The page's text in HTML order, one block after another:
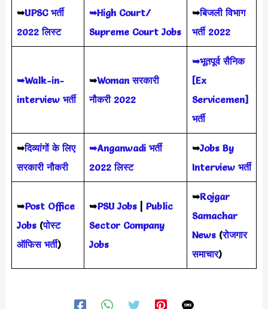
➥UPSC भर्ती
2022 लिस्ट
➥High Court/
Supreme Court Jobs
➥बिजली विभाग
भर्ती 2022
➥Walk-in-
interview भर्ती
➥Woman सरकारी
नौकरी 2022
➥भूतपूर्व सैनिक
[Ex
Servicemen]
भर्ती
➥दिव्यांगों के लिए
सरकारी नौकरी
➥Anganwadi भर्ती
2022 लिस्ट
➥Jobs By
Interview भर्ती
➥Post Office
Jobs(पोस्ट
ऑफिस भर्ती)
➥PSU Jobs| Public
Sector Company
Jobs
➥Rojgar
Samachar
News(रोजगार
समाचार)